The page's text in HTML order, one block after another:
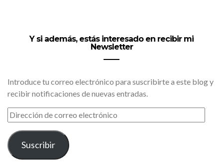
Y si además, estás interesado en recibir mi
Newsletter
Introduce tu correo electrónico para suscribirte a este blog y
recibir notificaciones de nuevas entradas.
DIRECCIÓN
DE
CORREO
ELECTRÓNICO
Suscribir